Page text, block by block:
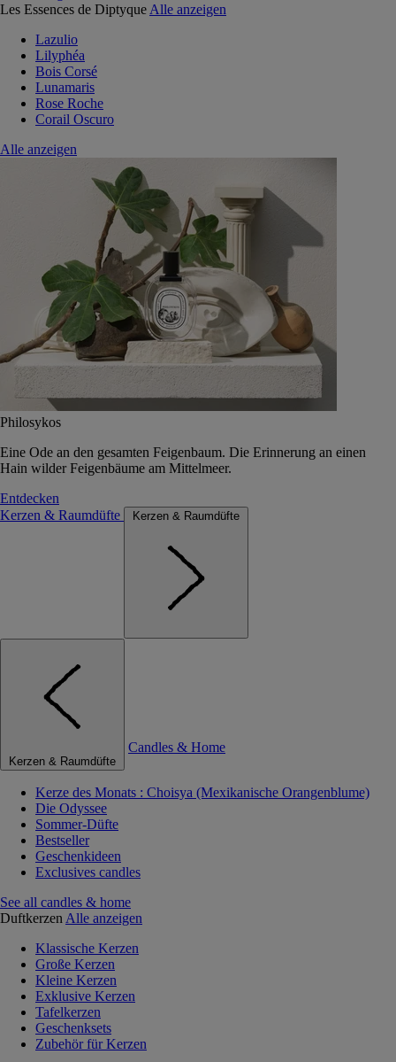
Les Essences de Diptyque Alle anzeigen
Lazulio
Lilyphéa
Bois Corsé
Lunamaris
Rose Roche
Corail Oscuro
Alle anzeigen
Philosykos
Eine Ode an den gesamten Feigenbaum. Die Erinnerung an einen
Hain wilder Feigenbäume am Mittelmeer.
Entdecken
Kerzen & Raumdüfte
Kerzen & Raumdüfte
Kerzen & Raumdüfte
Candles & Home
Kerze des Monats : Choisya (Mexikanische Orangenblume)
Die Odyssee
Sommer-Düfte
Bestseller
Geschenkideen
Exclusives candles
See all candles & home
Duftkerzen Alle anzeigen
Klassische Kerzen
Große Kerzen
Kleine Kerzen
Exklusive Kerzen
Tafelkerzen
Geschenksets
Zubehör für Kerzen